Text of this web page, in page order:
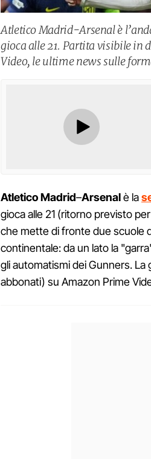
Atletico Madrid-Arsenal è
gioca alle 21. Partita visibile in
Video, le ultime news sulle
Atletico Madrid–Arsenalè la
gioca alle 21 (ritorno previsto
che mette di fronte due scuole
continentale: da un lato la
gli automatismi dei Gunners. La
abbonati) su Amazon Prime